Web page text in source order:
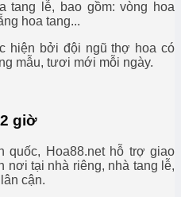
tang lễ, bao gồm: vòng hoa
hoa tang...
hiện bởi đội ngũ thợ hoa có
mẫu, tươi mới mỗi ngày.
giờ
Hoa88.net hỗ trợ giao
nơi tại nhà riêng, nhà tang lễ,
cận.